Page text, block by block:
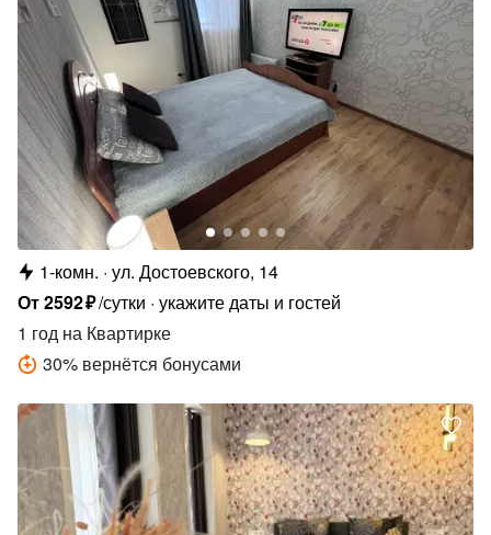
1-комн. ул. Достоевского, 14
От2592₽/сутки укажите даты и гостей
1 год на Квартирке
30% вернётся бонусами